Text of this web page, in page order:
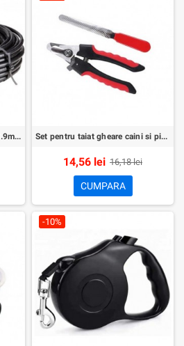
Furtun picurare cu duze 16x0.9mm 33cm 4litri/ora 100m Set pentru taiat gheare caini si pisici
14,56 lei 16,18 lei
CUMPARA
-10%